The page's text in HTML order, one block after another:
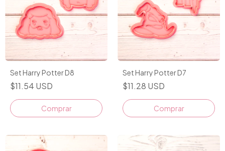
Set Harry Potter D8
$11.54 USD
Set Harry Potter D7
$11.28 USD